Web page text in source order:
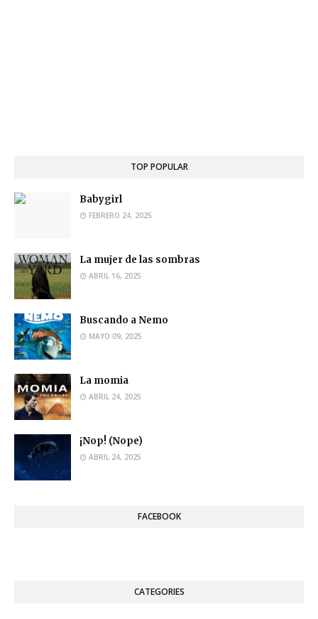
TOP POPULAR
Babygirl
FEBRERO 24, 2025
La mujer de las sombras
ABRIL 16, 2025
Buscando a Nemo
MAYO 09, 2025
La momia
ABRIL 24, 2025
¡Nop! (Nope)
ABRIL 24, 2025
FACEBOOK
CATEGORIES